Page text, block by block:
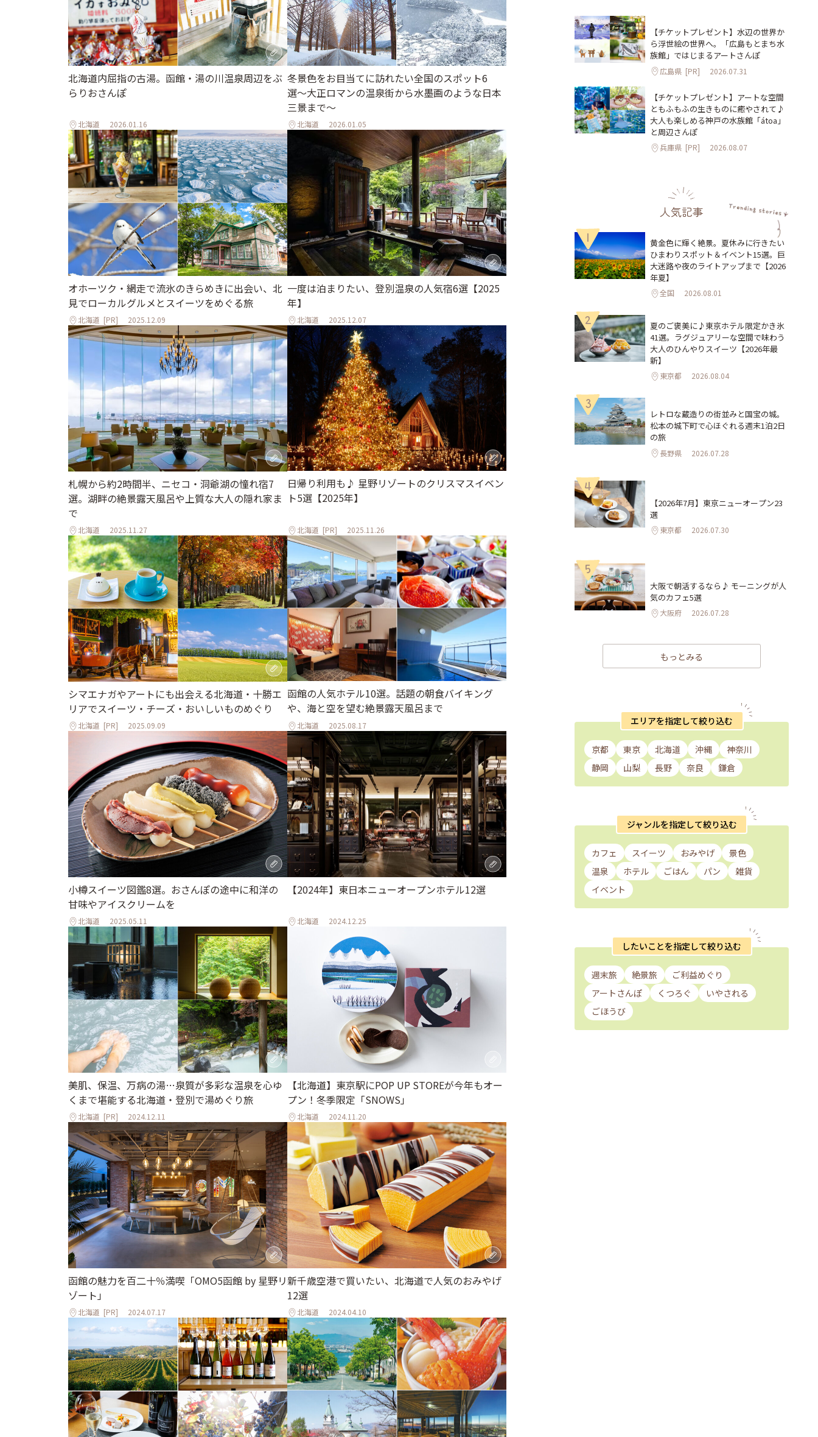
北海道内屈指の古湯。函館・湯の川温泉周辺をぶ
らりおさんぽ
北海道 2026.01.16
冬景色をお目当てに訪れたい全国のスポット6
選〜大正ロマンの温泉街から水墨画のような日本
三景まで〜
北海道 2026.01.05
オホーツク・網走で流氷のきらめきに出会い、北
見でローカルグルメとスイーツをめぐる旅
北海道 [PR] 2025.12.09
一度は泊まりたい、登別温泉の人気宿6選【2025
年】
北海道 2025.12.07
札幌から約2時間半、ニセコ・洞爺湖の憧れ宿7
選。湖畔の絶景露天風呂や上質な大人の隠れ家ま
で
北海道 2025.11.27
日帰り利用も♪ 星野リゾートのクリスマスイベン
ト5選【2025年】
北海道 [PR] 2025.11.26
シマエナガやアートにも出会える北海道・十勝エ
リアでスイーツ・チーズ・おいしいものめぐり
北海道 [PR] 2025.09.09
函館の人気ホテル10選。話題の朝食バイキング
や、海と空を望む絶景露天風呂まで
北海道 2025.08.17
小樽スイーツ図鑑8選。おさんぽの途中に和洋の
甘味やアイスクリームを
北海道 2025.05.11
【2024年】東日本ニューオープンホテル12選
北海道 2024.12.25
美肌、保温、万病の湯…泉質が多彩な温泉を心ゆ
くまで堪能する北海道・登別で湯めぐり旅
北海道 [PR] 2024.12.11
【北海道】東京駅にPOP UP STOREが今年もオー
プン！冬季限定「SNOWS」
北海道 2024.11.20
函館の魅力を百二十％満喫「OMO5函館 by 星野リ
ゾート」
北海道 [PR] 2024.07.17
新千歳空港で買いたい、北海道で人気のおみやげ
12選
北海道 2024.04.10
【チケットプレゼント】水辺の世界か
ら浮世絵の世界へ。「広島もとまち水
族館」ではじまるアートさんぽ
広島県 [PR] 2026.07.31
【チケットプレゼント】アートな空間
ともふもふの生きものに癒やされて♪
大人も楽しめる神戸の水族館「átoa」
と周辺さんぽ
兵庫県 [PR] 2026.08.07
人気記事
1
黄金色に輝く絶景。夏休みに行きたい
ひまわりスポット＆イベント15選。巨
大迷路や夜のライトアップまで【2026
年夏】
全国 2026.08.01
2
夏のご褒美に♪東京ホテル限定かき氷
41選。ラグジュアリーな空間で味わう
大人のひんやりスイーツ【2026年最
新】
東京都 2026.08.04
3
レトロな蔵造りの街並みと国宝の城。
松本の城下町で心ほぐれる週末1泊2日
の旅
長野県 2026.07.28
4
【2026年7月】東京ニューオープン23
選
東京都 2026.07.30
5
大阪で朝活するなら♪ モーニングが人
気のカフェ5選
大阪府 2026.07.28
もっとみる
エリアを指定して絞り込む
京都 東京 北海道 沖縄
神奈川
静岡
山梨 長野 奈良 鎌倉
ジャンルを指定して絞り込む
カフェ スイーツ おみやげ
景色
温泉
ホテル ごはん パン
雑貨
イベント
したいことを指定して絞り込む
週末旅 絶景旅
ご利益めぐり
アートさんぽ
くつろぐ
いやされる
ごほうび